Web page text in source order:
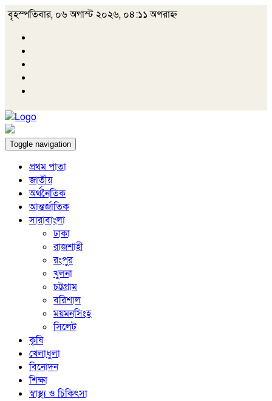
বৃহস্পতিবার, ০৬ অগাস্ট ২০২৬, ০৪:১১ অপরাহ্ন
Toggle navigation
প্রথম পাতা
জাতীয়
অর্থনৈতিক
আন্তর্জাতিক
সারাবাংলা
ঢাকা
রাজশাহী
রংপুর
খুলনা
চট্টগ্রাম
বরিশাল
ময়মনসিংহ
সিলেট
কৃষি
খেলাধুলা
বিনোদন
শিক্ষা
স্বাস্থ্য ও চিকিৎসা